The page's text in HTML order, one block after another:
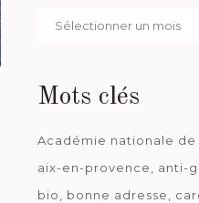
Par
Mots clés
Académie nationale de
aix-en-provence
anti-
bio
bonne adresse